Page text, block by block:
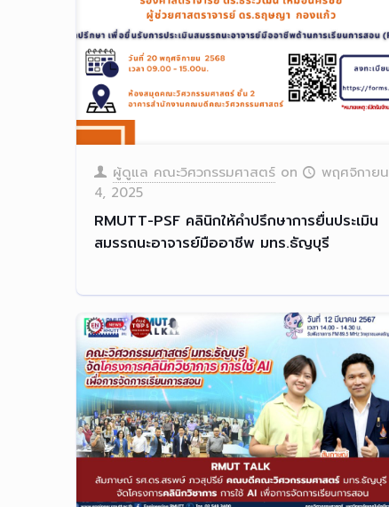
ผู้ดูแล คณะวิศวกรรมศาสตร์ on
พฤศจิกายน
4, 2025
RMUTT-PSF คลินิกให้คำปรึกษาการยื่นประเมิน
สมรรถนะอาจารย์มืออาชีพ มทร.ธัญบุรี